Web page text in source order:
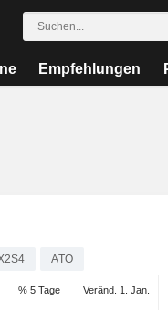
Empfehlungen
ATO
% 5 Tage Veränd. 1. Jan.